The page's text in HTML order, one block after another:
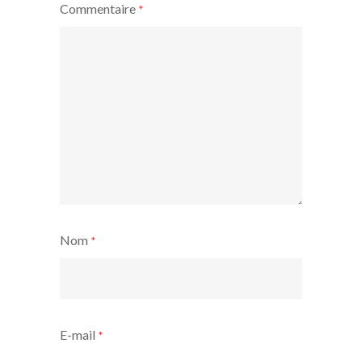
Commentaire *
Nom *
E-mail *